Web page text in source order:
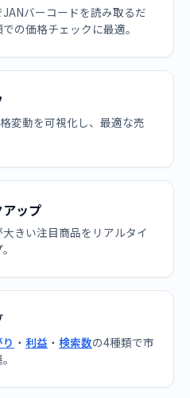
バーコードを読み取るだ
の価格チェックに最適。
変動を可視化し、最適な売
ップ
きい注目商品をリアルタイ
・ 利益 ・ 検索数の4種類で市